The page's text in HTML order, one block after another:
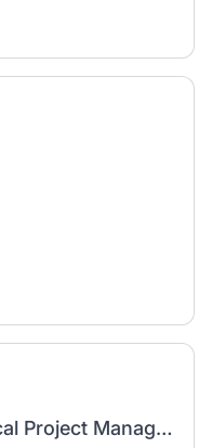
German Speaking Technical Project Manager Intern - CAD / Industry 4.0